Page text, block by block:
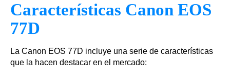
Características Canon EOS
77D
La Canon EOS 77D incluye una serie de características
que la hacen destacar en el mercado: